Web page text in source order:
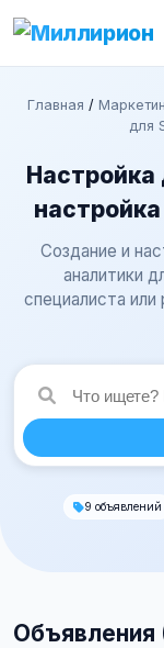
Главная /
для
Создание и
аналитики
специалиста
9 объявлений
Объявления